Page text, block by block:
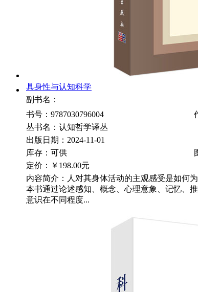
具身性与认知科学
副书名：
书号：9787030796004
丛书名：认知哲学译丛
出版日期：2024-11-01
库存：可供
定价：
￥198.00元
内容简介：人对其身体活动的主观感受是如何
本书通过论述感知、概念、心理意象、记忆、
意识在不同程度...